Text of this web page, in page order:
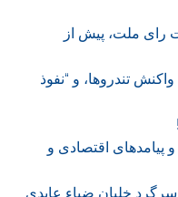
رای ملت، پیش از
تندروها، و “نفوذ
پیامدهای اقتصادی و
سرگرد خلبان ضیاء عابدی